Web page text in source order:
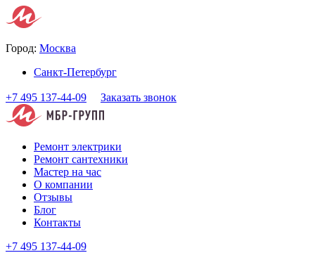
Город: Москва
Санкт-Петербург
+7 495 137-44-09 Заказать звонок
Ремонт электрики
Ремонт сантехники
Мастер на час
О компании
Отзывы
Блог
Контакты
+7 495 137-44-09